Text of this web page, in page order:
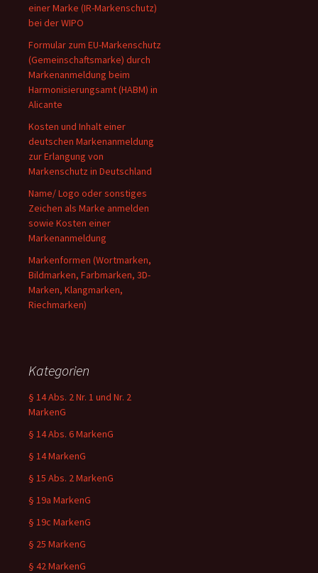
einer Marke (IR-Markenschutz)
bei der WIPO
Formular zum EU-Markenschutz
(Gemeinschaftsmarke) durch
Markenanmeldung beim
Harmonisierungsamt (HABM) in
Alicante
Kosten und Inhalt einer
deutschen Markenanmeldung
zur Erlangung von
Markenschutz in Deutschland
Name/ Logo oder sonstiges
Zeichen als Marke anmelden
sowie Kosten einer
Markenanmeldung
Markenformen (Wortmarken,
Bildmarken, Farbmarken, 3D-
Marken, Klangmarken,
Riechmarken)
Kategorien
§ 14 Abs. 2 Nr. 1 und Nr. 2
MarkenG
§ 14 Abs. 6 MarkenG
§ 14 MarkenG
§ 15 Abs. 2 MarkenG
§ 19a MarkenG
§ 19c MarkenG
§ 25 MarkenG
§ 42 MarkenG